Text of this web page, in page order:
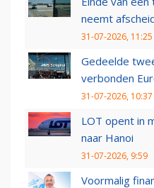
neemt
31-07-2026, 11:25
Gedeelde
verbonden
31-07-2026, 10:37
LOT opent in
naar Hanoi
31-07-2026, 9:59
Voormalig